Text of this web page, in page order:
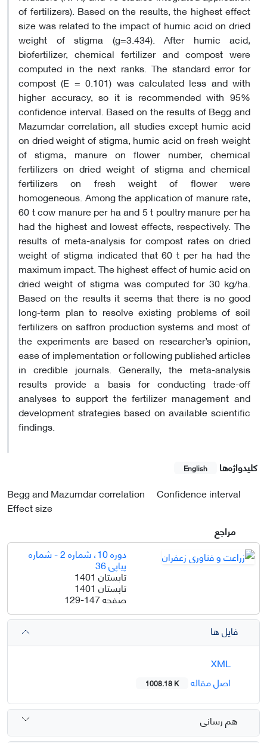
of fertilizers). Based on the results, the highest effect
size was related to the impact of humic acid on dried
weight of stigma (g=3.434). After humic acid,
biofertilizer, chemical fertilizer and compost were
computed in the next ranks. The standard error for
compost (E = 0.101) was calculated less and with
higher accuracy, so it is recommended with 95%
confidence interval. Based on the results of Begg and
Mazumdar correlation, all studies except humic acid
on dried weight of stigma, humic acid on fresh weight
of stigma, manure on flower number, chemical
fertilizers on dried weight of stigma and chemical
fertilizers on fresh weight of flower were
homogeneous. Among the application of manure rate,
60 t cow manure per ha and 5 t poultry manure per ha
had the highest and lowest effects, respectively. The
results of meta-analysis for compost rates on dried
weight of stigma indicated that 60 t per ha had the
maximum impact. The highest effect of humic acid on
dried weight of stigma was computed for 30 kg/ha.
Based on the results it seems that there is no good
long-term plan to resolve existing problems of soil
fertilizers on saffron production systems and most of
the experiments are based on researcher’s opinion,
ease of implementation or following published articles
in credible journals. Generally, the meta-analysis
results provide a basis for conducting trade-off
analyses to support the fertilizer management and
development strategies based on available scientific
findings.
کلیدواژه‌ها English
Begg and Mazumdar correlation
Confidence interval
Effect size
مراجع
دوره 10، شماره 2 - شماره
پیاپی 36
تابستان 1401
تابستان 1401
صفحه129-147
فایل ها
اصل مقاله
1008.18 K
هم رسانی